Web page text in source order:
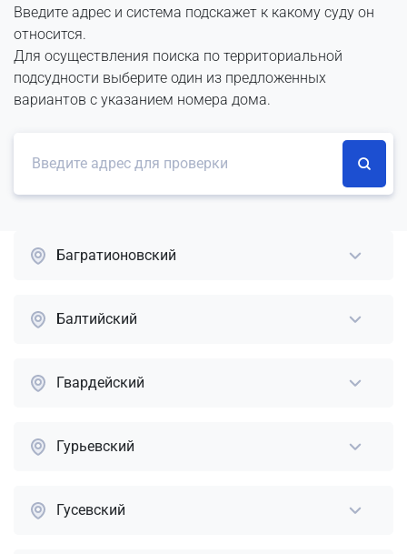
Введите адрес и система подскажет к какому суду он
относится.
Для осуществления поиска по территориальной
подсудности выберите один из предложенных
вариантов с указанием номера дома.
Багратионовский
Балтийский
Гвардейский
Гурьевский
Гусевский